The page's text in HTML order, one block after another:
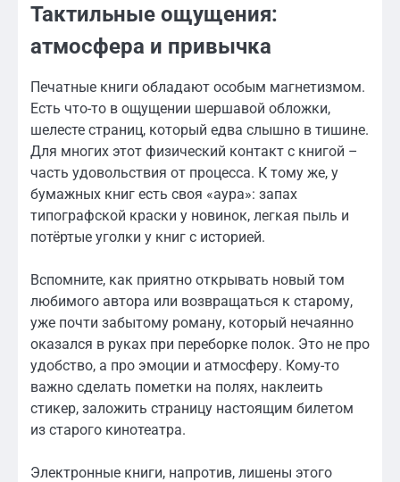
Тактильные ощущения:
атмосфера и привычка
Печатные книги обладают особым магнетизмом.
Есть что-то в ощущении шершавой обложки,
шелесте страниц, который едва слышно в тишине.
Для многих этот физический контакт с книгой –
часть удовольствия от процесса. К тому же, у
бумажных книг есть своя «аура»: запах
типографской краски у новинок, легкая пыль и
потёртые уголки у книг с историей.
Вспомните, как приятно открывать новый том
любимого автора или возвращаться к старому,
уже почти забытому роману, который нечаянно
оказался в руках при переборке полок. Это не про
удобство, а про эмоции и атмосферу. Кому-то
важно сделать пометки на полях, наклеить
стикер, заложить страницу настоящим билетом
из старого кинотеатра.
Электронные книги, напротив, лишены этого